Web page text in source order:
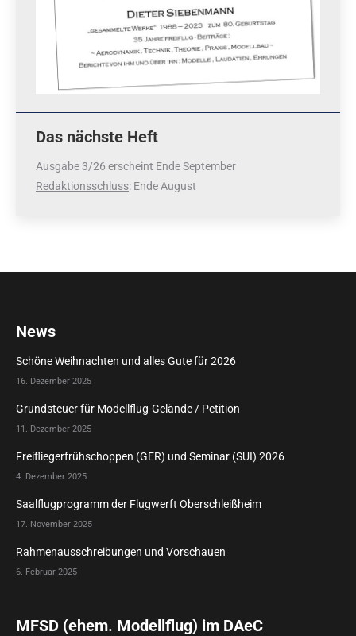
Das nächste Heft
Ausgabe 3/26 erscheint Ende September
Redaktionsschluss: Ende August
News
Schöne Weihnachten und alles Gute für 2026
16. Dezember 2025
Grundsteuer für Modellflug-Gelände / Petition
11. Dezember 2025
Freifliegerfrühschoppen (GER) und Seminar (SUI) 2026
4. Dezember 2025
Saalflugprogramm der Flugwerft Oberschleißheim
17. November 2025
Rahmenausschreibungen und Vorschauen
6. Februar 2025
MFSD (ehem. Modellflug) im DAeC